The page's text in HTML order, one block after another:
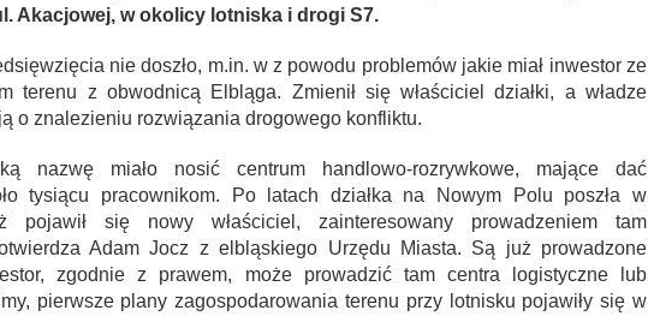
Akacjowej, w okolicy lotniska i drogi S7.
nie doszło, m.in. w z powodu problemów jakie miał inwestor ze
terenu z obwodnicą Elbląga. Zmienił się właściciel działki, a władze
o znalezieniu rozwiązania drogowego konfliktu.
nazwę miało nosić centrum handlowo-rozrywkowe, mające dać
tysiącu pracownikom. Po latach działka na Nowym Polu poszła w
pojawił się nowy właściciel, zainteresowany prowadzeniem tam
Adam Jocz z elbląskiego Urzędu Miasta. Są już prowadzone
zgodnie z prawem, może prowadzić tam centra logistyczne lub
pierwsze plany zagospodarowania terenu przy lotnisku pojawiły się w